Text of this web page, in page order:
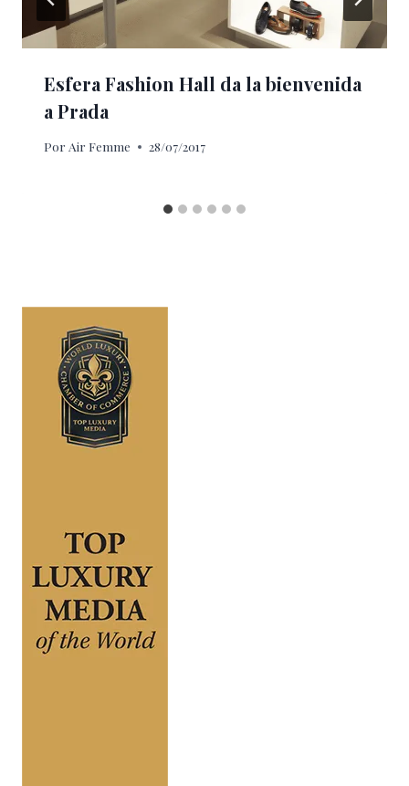
Esfera Fashion Hall da la bienvenida
a Prada
Por Air Femme 28/07/2017